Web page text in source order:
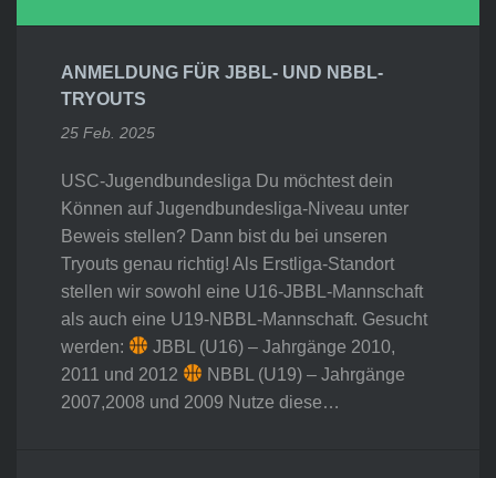
ANMELDUNG FÜR JBBL- UND NBBL-
TRYOUTS
25 Feb. 2025
USC-Jugendbundesliga Du möchtest dein
Können auf Jugendbundesliga-Niveau unter
Beweis stellen? Dann bist du bei unseren
Tryouts genau richtig! Als Erstliga-Standort
stellen wir sowohl eine U16-JBBL-Mannschaft
als auch eine U19-NBBL-Mannschaft. Gesucht
werden:
JBBL (U16) – Jahrgänge 2010,
2011 und 2012
NBBL (U19) – Jahrgänge
2007,2008 und 2009 Nutze diese…